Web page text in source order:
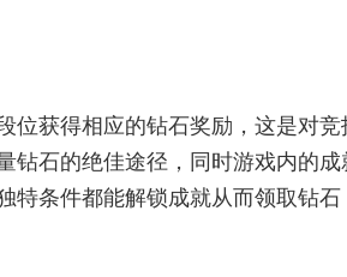
位获得相应的钻石奖励，这是对
钻石的绝佳途径，同时游戏内的成
特条件都能解锁成就从而领取钻